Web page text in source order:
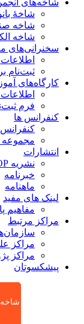
شاخه‌های انجمن
شاخۀ
شاخه
شاخه‌
سخنرانی‌های
اطلاعات
ثبت‌نام
کارگاه‌های
اطلاعات
فرم
کنفرانس ها
کنفرانس
مجموعه
انتشارات
نشریه IJOP
خبرنامه
ماهنامه
لینک های مفید
مفاهیم پایه
مراکز مرتبط
سازمان‌ها
مراکز
مراکز
پیشکسوتان